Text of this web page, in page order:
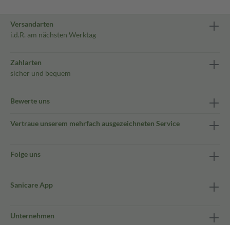
Versandarten
i.d.R. am nächsten Werktag
Zahlarten
sicher und bequem
Bewerte uns
Vertraue unserem mehrfach ausgezeichneten Service
Folge uns
Sanicare App
Unternehmen